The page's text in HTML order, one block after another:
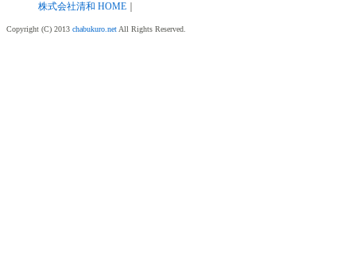
株式会社清和 HOME
Copyright (C) 2013 chabukuro.netAll Rights Reserved.